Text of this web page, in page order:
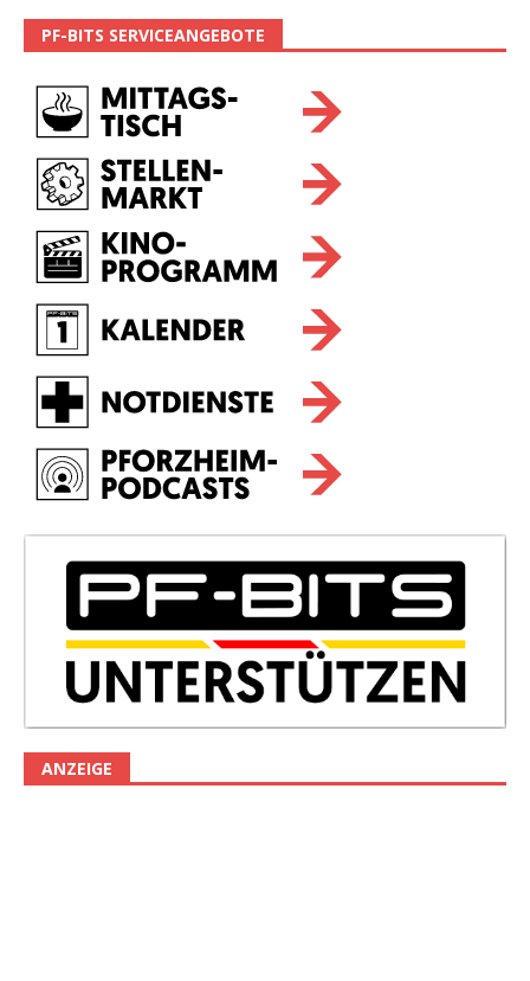
PF-BITS SERVICEANGEBOTE
ANZEIGE